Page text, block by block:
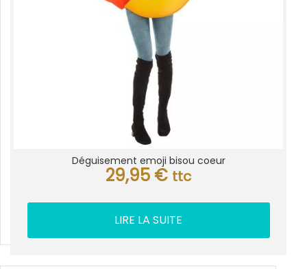
Déguisement emoji bisou coeur
29,95 € ttc
LIRE LA SUITE